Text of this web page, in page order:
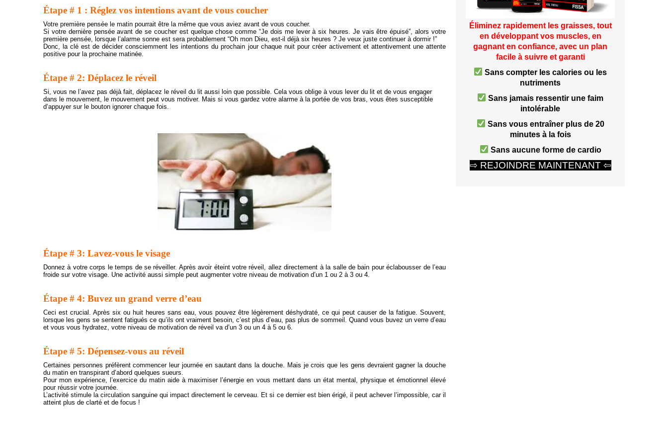
Étape # 1 : Réglez vos intentions avant de vous coucher
Votre première pensée le matin pourrait être la même que vous aviez avant de vous coucher.
Si votre dernière pensée avant de se coucher est quelque chose comme “Je dois me lever à six heures. Je vais être épuisé”, alors votre
première pensée, lorsque l’alarme sonne est sera probablement “Oh mon Dieu, est-il déjà six heures ? Je veux juste continuer à dormir !”
Donc, la clé est de décider consciemment les intentions du prochain jour chaque nuit pour créer activement et attentivement une attente
positive pour la prochaine matinée.
Étape # 2: Déplacez le réveil
Si, vous ne l’avez pas déjà fait, déplacez le réveil du lit aussi loin que possible. Cela vous oblige à vous lever du lit et de vous engager
dans le mouvement, le mouvement peut vous motiver. Mais si vous gardez votre alarme à la portée de vos bras, vous êtes susceptible
d’appuyer sur le bouton ignorer chaque fois.
Étape # 3: Lavez-vous le visage
Donnez à votre corps le temps de se réveiller. Après avoir éteint votre réveil, allez directement à la salle de bain pour éclabousser de l’eau
froide sur votre visage. Une activité aussi simple peut augmenter votre niveau de motivation d’un 1 ou 2 à 3 ou 4.
Étape # 4: Buvez un grand verre d’eau
Ceci est crucial. Après six ou huit heures sans eau, vous pouvez être légèrement déshydraté, ce qui peut causer de la fatigue. Souvent,
lorsque les gens se sentent fatigués ce qu’ils ont vraiment besoin, c’est plus d’eau, pas plus de sommeil. Quand vous buvez un verre d’eau
et vous vous hydratez, votre niveau de motivation de réveil va d’un 3 ou un 4 à 5 ou 6.
Étape # 5: Dépensez-vous au réveil
Certaines personnes préfèrent commencer leur journée en sautant dans la douche. Mais je crois que les gens devraient gagner la douche
du matin en transpirant d’abord quelques sueurs.
Pour mon expérience, l’exercice du matin aide à maximiser l’énergie en vous mettant dans un état mental, physique et émotionnel élevé
pour réussir votre journée.
L’activité stimule la circulation sanguine qui impact directement le cerveau. Et si ce dernier est bien érigé, il peut achever l’impossible, car il
atteint plus de clarté et de focus !
Éliminez rapidement les graisses, tout
en développant vos muscles, en
gagnant en confiance, avec un plan
facile à suivre et garanti
Sans compter les calories ou les
nutriments
Sans jamais ressentir une faim
intolérable
Sans vous entraîner plus de 20
minutes à la fois
Sans aucune forme de cardio
⇨ REJOINDRE MAINTENANT ⇦